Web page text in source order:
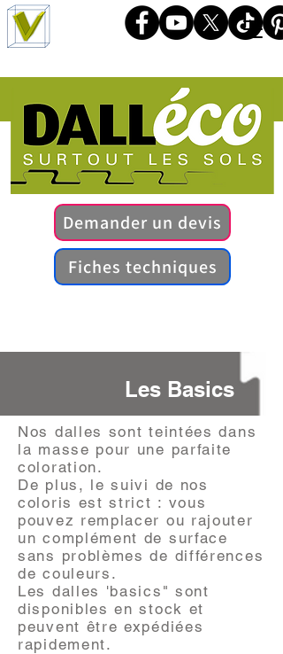
Demander un devis
Fiches techniques
Les Basics
Nos dalles sont teintées dans
la masse pour une parfaite
coloration.
De plus, le suivi de nos
coloris est strict : vous
pouvez remplacer ou rajouter
un complément de surface
sans problèmes de différences
de couleurs.
Les dalles 'basics" sont
disponibles en stock et
peuvent être expédiées
rapidement.